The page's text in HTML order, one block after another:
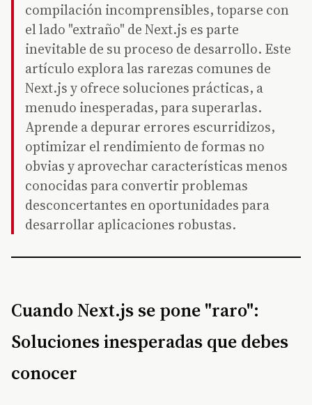
compilación incomprensibles, toparse con
el lado "extraño" de Next.js es parte
inevitable de su proceso de desarrollo. Este
artículo explora las rarezas comunes de
Next.js y ofrece soluciones prácticas, a
menudo inesperadas, para superarlas.
Aprende a depurar errores escurridizos,
optimizar el rendimiento de formas no
obvias y aprovechar características menos
conocidas para convertir problemas
desconcertantes en oportunidades para
desarrollar aplicaciones robustas.
Cuando Next.js se pone "raro":
Soluciones inesperadas que debes
conocer